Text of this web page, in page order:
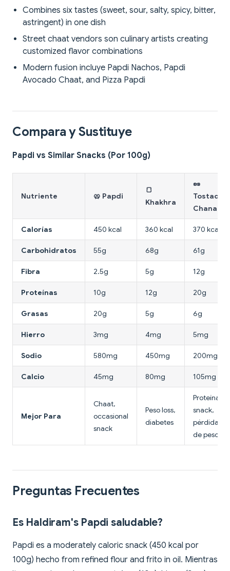
Combines six tastes (sweet, sour, salty, spicy, bitter,
astringent) in one dish
Street chaat vendors son culinary artists creating
customized flavor combinations
Modern fusion incluye Papdi Nachos, Papdi
Avocado Chaat, and Pizza Papdi
Compara y Sustituye
Papdi vs Similar Snacks (Por 100g)
Nutriente 🥨 Papdi
🍞
Khakhra
🥜
Tostado
Chana
Calorías 450 kcal 360 kcal 370 kcal
Carbohidratos 55g 68g 61g
Fibra 2.5g 5g 12g
Proteínas 10g 12g 20g
Grasas 20g 5g 6g
Hierro 3mg 4mg 5mg
Sodio 580mg 450mg 200mg
Calcio 45mg 80mg 105mg
Mejor Para
Chaat,
occasional
snack
Peso loss,
diabetes
Proteínas
snack,
pérdida
de peso
Preguntas Frecuentes
Es Haldiram's Papdi saludable?
Papdi es a moderately caloric snack (450 kcal por
100g) hecho from refined flour and frito in oil. Mientras